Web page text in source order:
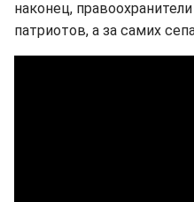
наконец,
патриотов, а за самих